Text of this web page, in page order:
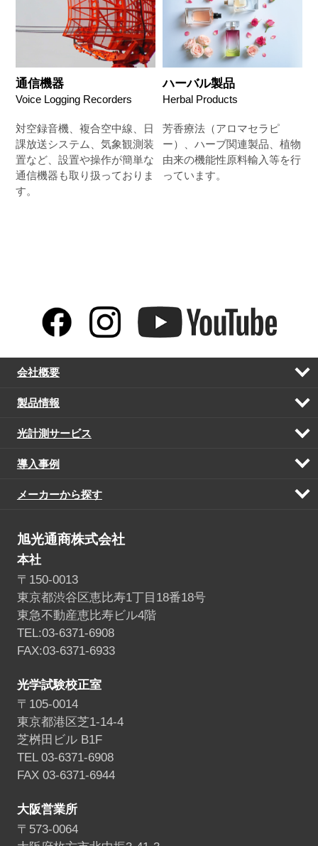
通信機器
Voice Logging Recorders
対空録音機、複合空中線、日
課放送システム、気象観測装
置など、設置や操作が簡単な
通信機器も取り扱っておりま
す。
ハーバル製品
Herbal Products
芳香療法（アロマセラピ
ー）、ハーブ関連製品、植物
由来の機能性原料輸入等を行
っています。
会社概要
開
製品情報
開
光計測サービス
開
導入事例
開
メーカーから探す
開
旭光通商株式会社
本社
〒150-0013
東京都渋谷区恵比寿1丁目18番18号
東急不動産恵比寿ビル4階
TEL:03-6371-6908
FAX:03-6371-6933
光学試験校正室
〒105-0014
東京都港区芝1-14-4
芝桝田ビル B1F
TEL 03-6371-6908
FAX 03-6371-6944
大阪営業所
〒573-0064